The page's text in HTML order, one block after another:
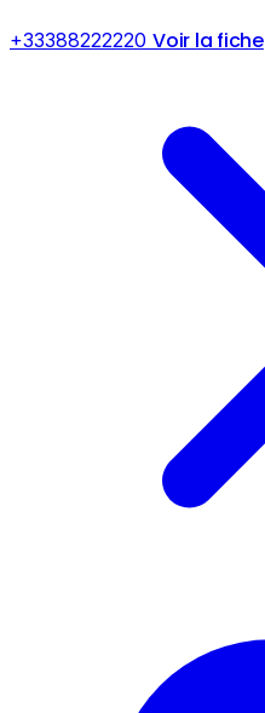
+33388222220 Voir la fiche